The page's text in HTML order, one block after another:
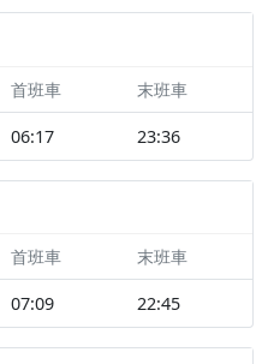
首班車 末班車
06:17 23:36
首班車 末班車
07:09 22:45